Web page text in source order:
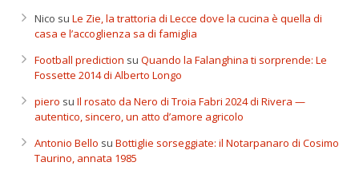
Nico su Le Zie, la trattoria di Lecce dove la cucina è quella di
casa e l’accoglienza sa di famiglia
Football prediction su Quando la Falanghina ti sorprende: Le
Fossette 2014 di Alberto Longo
piero su Il rosato da Nero di Troia Fabri 2024 di Rivera —
autentico, sincero, un atto d’amore agricolo
Antonio Bello su Bottiglie sorseggiate: il Notarpanaro di Cosimo
Taurino, annata 1985